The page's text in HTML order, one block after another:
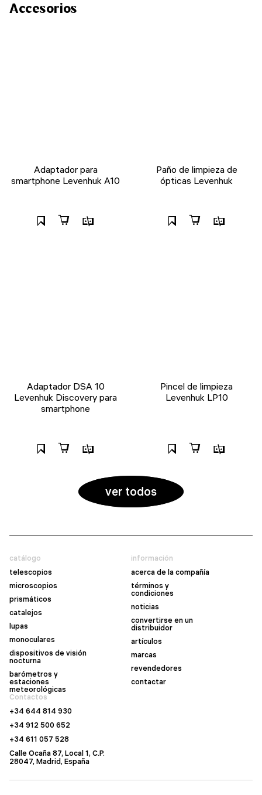
Accesorios
Adaptador para
smartphone Levenhuk A10
Paño de limpieza de
ópticas Levenhuk
Adaptador DSA 10
Levenhuk Discovery para
smartphone
Pincel de limpieza
Levenhuk LP10
ver todos
catálogo
telescopios
microscopios
prismáticos
catalejos
lupas
monoculares
dispositivos de visión
nocturna
barómetros y
estaciones
meteorológicas
información
acerca de la compañía
términos y
condiciones
noticias
convertirse en un
distribuidor
artículos
marcas
revendedores
contactar
Contactos
+34 644 814 930
+34 912 500 652
+34 611 057 528
Calle Ocaña 87, Local 1, C.P.
28047, Madrid, España